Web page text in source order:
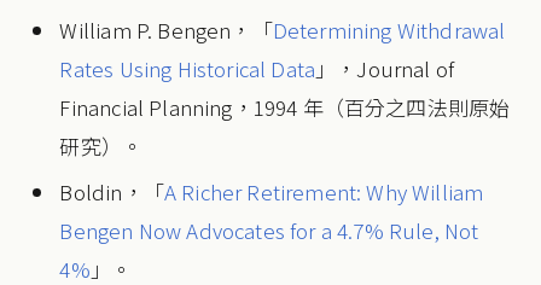
William P. Bengen，「Determining Withdrawal
Rates Using Historical Data 」，Journal of
Financial Planning，1994 年（百分之四法則原始
研究）。
Boldin，「A Richer Retirement: Why William
Bengen Now Advocates for a 4.7% Rule, Not
4% 」。